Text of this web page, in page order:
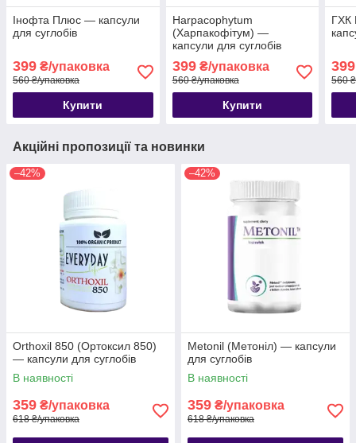
Інофта Плюс — капсули
для суглобів
399 ₴/упаковка
560 ₴/упаковка
Купити
Harpacophytum
(Харпакофітум) —
капсули для суглобів
399₴/упаковка
560 ₴/упаковка
Купити
ГХК
399
560
Акційні пропозиції та новинки
–42%
Orthoxil 850 (Ортоксил 850)
— капсули для суглобів
В наявності
359 ₴/упаковка
618 ₴/упаковка
–42%
Metonil (Метоніл) — капсули
для суглобів
В наявності
359 ₴/упаковка
618 ₴/упаковка